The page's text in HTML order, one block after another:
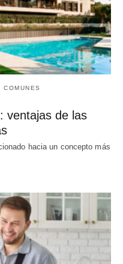
COMUNES
ventajas de las
hacia un concepto más